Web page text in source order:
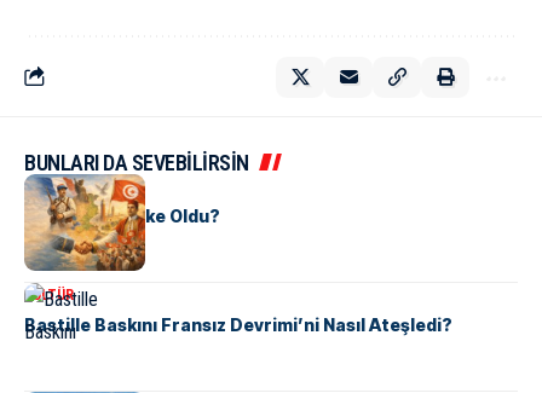
BUNLARI DA SEVEBİLİRSİN
KÜLTÜR
Tunus Nasıl Ülke Oldu?
KÜLTÜR
Bastille Baskını Fransız Devrimi’ni Nasıl Ateşledi?